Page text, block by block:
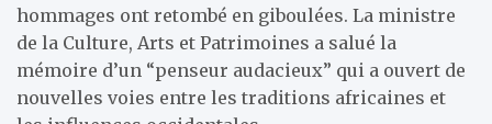
hommages ont retombé en giboulées. La ministre
de la Culture, Arts et Patrimoines a salué la
mémoire d’un “penseur audacieux” qui a ouvert de
nouvelles voies entre les traditions africaines et